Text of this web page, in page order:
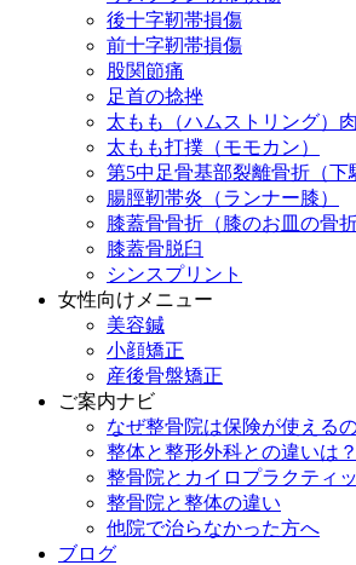
後十字靭帯損傷
前十字靭帯損傷
股関節痛
足首の捻挫
太もも（ハムストリング）
太もも打撲（モモカン）
第5中足骨基部裂離骨折（下
腸脛靭帯炎（ランナー膝）
膝蓋骨骨折（膝のお皿の骨折
膝蓋骨脱臼
シンスプリント
女性向けメニュー
美容鍼
小顔矯正
産後骨盤矯正
ご案内ナビ
なぜ整骨院は保険が使える
整体と整形外科との違いは？
整骨院とカイロプラクティ
整骨院と整体の違い
他院で治らなかった方へ
ブログ